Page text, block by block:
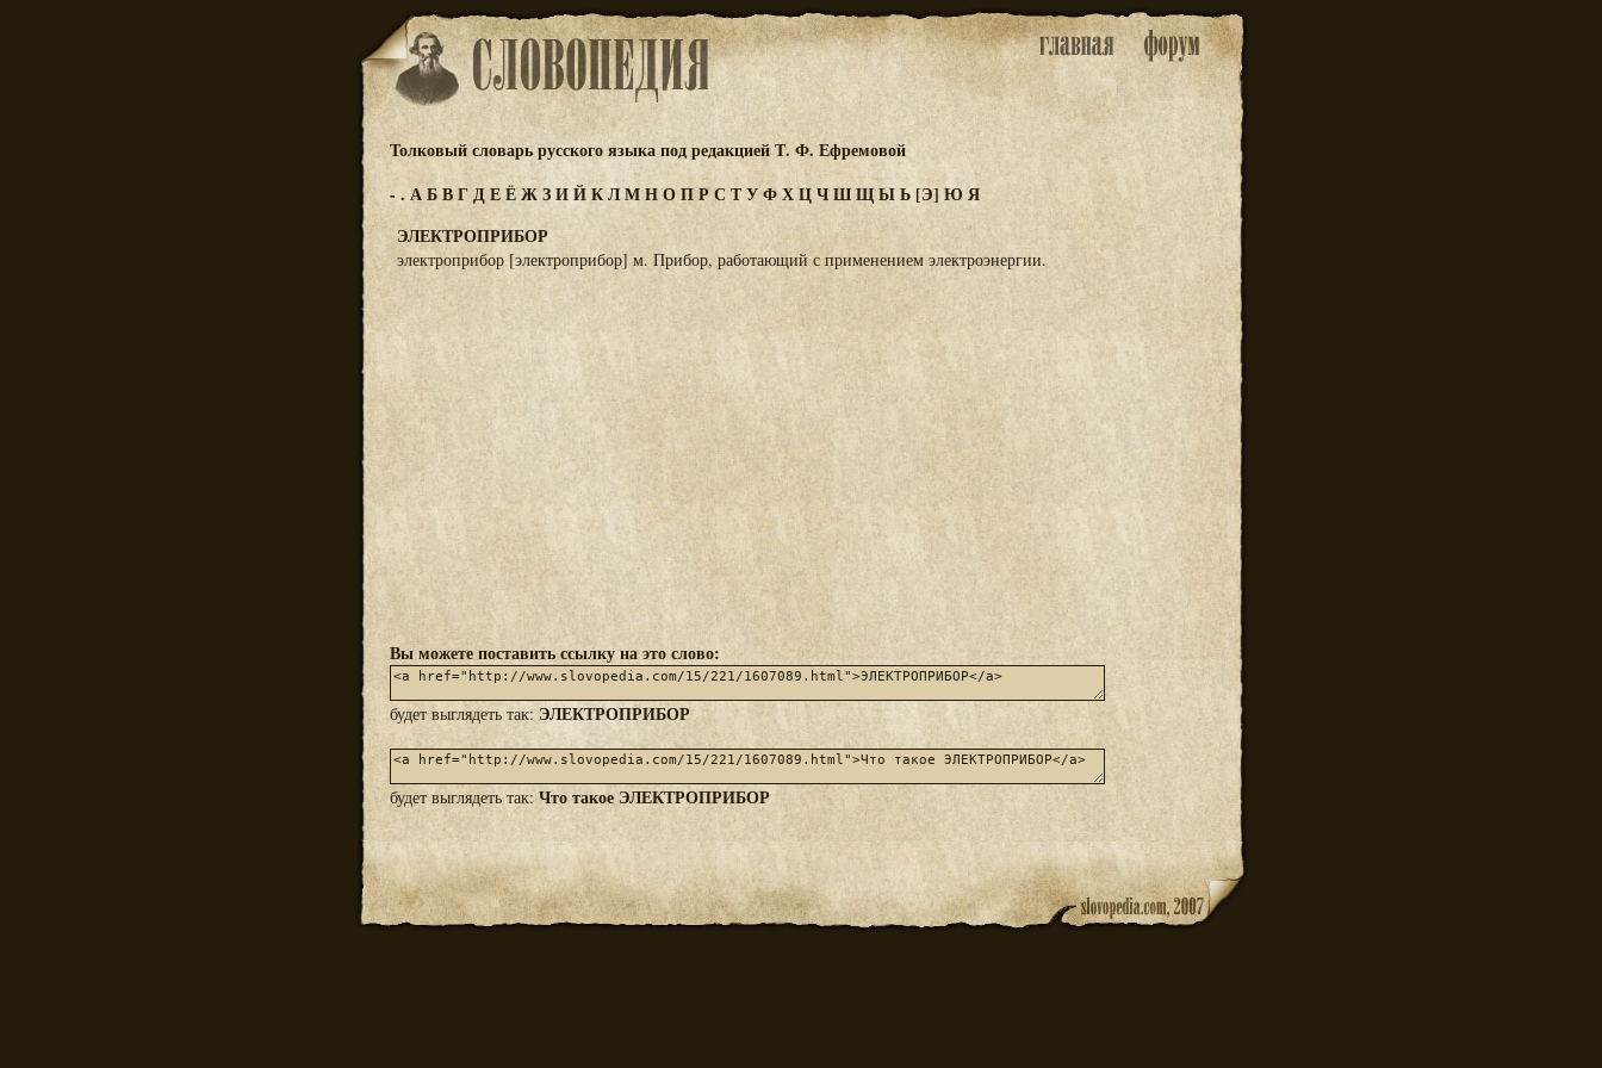
Толковый словарь русского языка под редакцией Т. Ф. Ефремовой
-. АБВГДЕЁЖЗИЙКЛМНОПРС ТУФХЦЧШЩЫЬ[Э] Ю Я
ЭЛЕКТРОПРИБОР
электроприбор [электроприбор] м. Прибор, работающий с применением электроэнергии.
Вы можете поставить ссылку на это слово:
будет выглядеть так:ЭЛЕКТРОПРИБОР
будет выглядеть так: Что такое ЭЛЕКТРОПРИБОР